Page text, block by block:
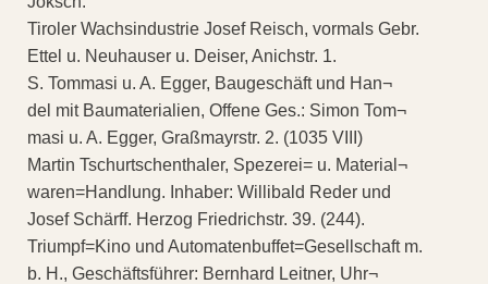
Tiroler Wachsindustrie Josef Reisch, vormals Gebr.
Ettel u. Neuhauser u. Deiser, Anichstr. 1.
S. Tommasi u. A. Egger, Baugeschäft und Han¬
del mit Baumaterialien, Offene Ges.: Simon Tom¬
masi u. A. Egger, Graßmayrstr. 2. (1035 VIII)
Martin Tschurtschenthaler, Spezerei= u. Material¬
waren=Handlung. Inhaber: Willibald Reder und
Josef Schärff. Herzog Friedrichstr. 39. (244).
Triumpf=Kino und Automatenbuffet=Gesellschaft m.
b. H., Geschäftsführer: Bernhard Leitner, Uhr¬